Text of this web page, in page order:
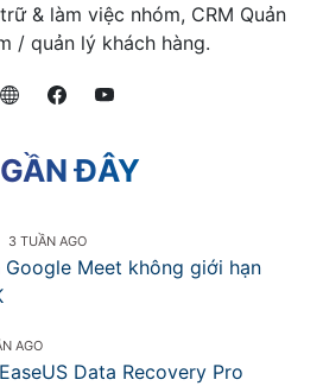
& làm việc nhóm, CRM Quản
/ quản lý khách hàng.
ĐÂY
3 TUẦN AGO
Google Meet không giới hạn
AGO
Data Recovery Pro